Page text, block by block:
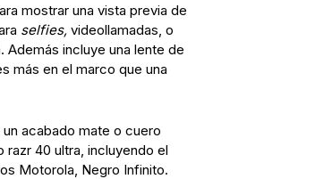
mostrar una vista previa de
selfies, videollamadas, o
incluye una lente de
más en el marco que una
acabado mate o cuero
40 ultra, incluyendo el
Motorola, Negro Infinito.